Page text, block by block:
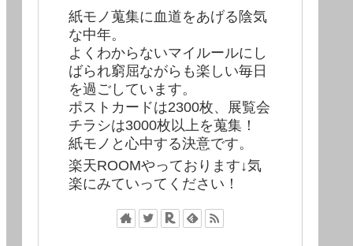
紙モノ蒐集に血道をあげる陰気
な中年。
よくわからないマイルールにし
ばられ窮屈ながらも楽しい毎日
を過ごしています。
ポストカードは2300枚、展覧会
チラシは3000枚以上を蒐集！
紙モノと心中する決意です。
楽天ROOMやっております↓気
楽にみていってください！